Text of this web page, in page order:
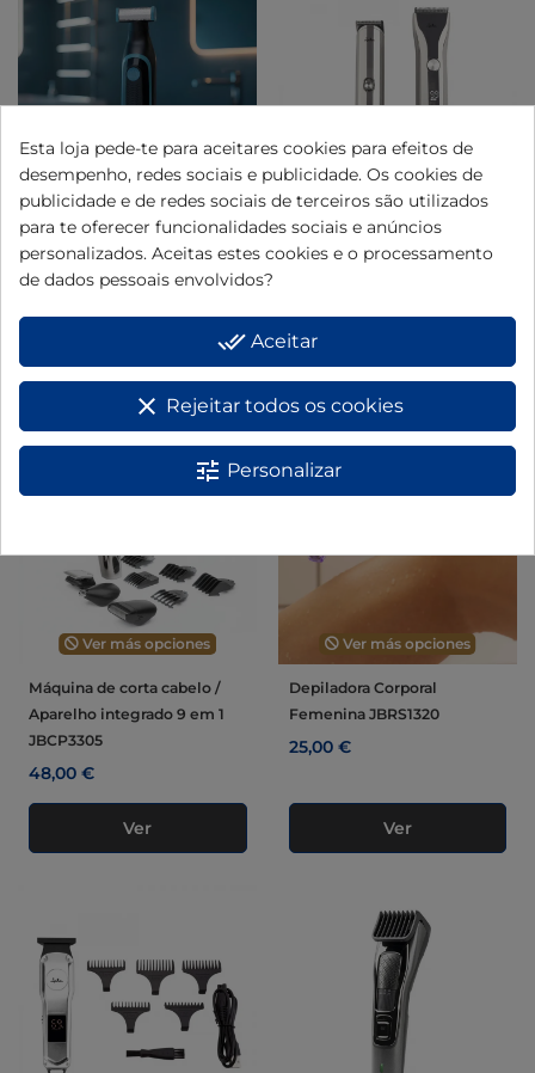
Ver más opciones
Máquina de Barbear para
Rosto e Corpo JBCP3532
25,00 €
Ver
Ver más opciones
Conjunto aparador de cabelo
/ Perfiladora-aparador
50,83 €
Ver
Ver más opciones
Máquina de corta cabelo /
Aparelho integrado 9 em 1
JBCP3305
48,00 €
Ver
Ver más opciones
Depiladora Corporal
Femenina JBRS1320
25,00 €
Ver
Esta loja pede-te para aceitares cookies para efeitos de
desempenho, redes sociais e publicidade. Os cookies de
publicidade e de redes sociais de terceiros são utilizados
para te oferecer funcionalidades sociais e anúncios
personalizados. Aceitas estes cookies e o processamento
de dados pessoais envolvidos?
done_all Aceitar
clear Rejeitar todos os cookies
tune Personalizar